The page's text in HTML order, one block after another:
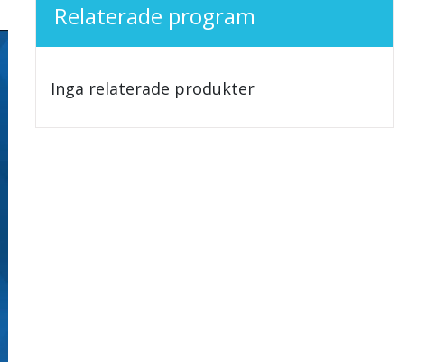
Relaterade program
Inga relaterade produkter